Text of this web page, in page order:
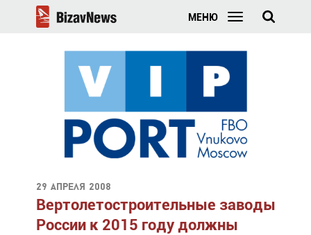
МЕНЮ
29 апреля 2008
Вертолетостроительные заводы
России к 2015 году должны